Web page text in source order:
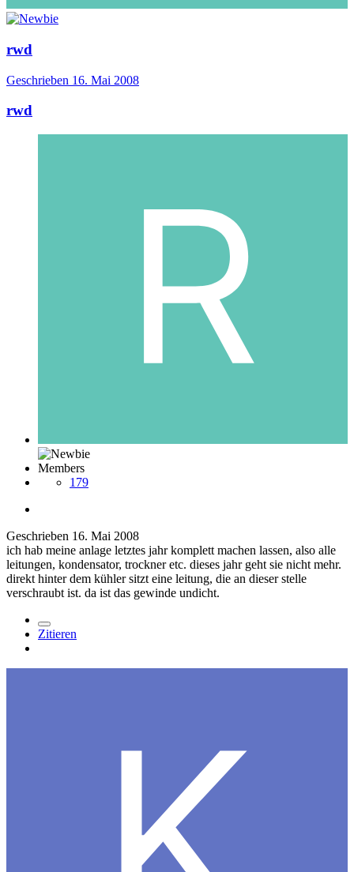
rwd
Geschrieben 16. Mai 2008
rwd
Members
179
Geschrieben 16. Mai 2008
ich hab meine anlage letztes jahr komplett machen lassen, also alle
leitungen, kondensator, trockner etc. dieses jahr geht sie nicht mehr.
direkt hinter dem kühler sitzt eine leitung, die an dieser stelle
verschraubt ist. da ist das gewinde undicht.
Zitieren